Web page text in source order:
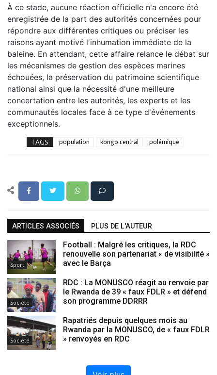
À ce stade, aucune réaction officielle n'a encore été
enregistrée de la part des autorités concernées pour
répondre aux différentes critiques ou préciser les
raisons ayant motivé l'inhumation immédiate de la
baleine. En attendant, cette affaire relance le débat sur
les mécanismes de gestion des espèces marines
échouées, la préservation du patrimoine scientifique
national ainsi que la nécessité d'une meilleure
concertation entre les autorités, les experts et les
communautés locales face à ce type d'événements
exceptionnels.
TAGS population kongo central polémique
ARTICLES ASSOCIÉS PLUS DE L'AUTEUR
Sport
Football : Malgré les critiques, la RDC
renouvelle son partenariat « de visibilité »
avec le Barça
Société
RDC : La MONUSCO réagit au renvoie par
le Rwanda de 39 « faux FDLR » et défend
son programme DDRRR
Société
Rapatriés depuis quelques mois au
Rwanda par la MONUSCO, de « faux FDLR
» renvoyés en RDC